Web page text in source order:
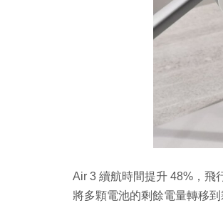
Air 3 續航時間提升 48%，飛
將多顆電池的剩餘電量轉移